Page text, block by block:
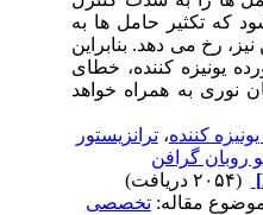
تکثیر حامل ها به
رخ می دهد. بنابراین
یونیزه کننده، خطای
نوری به همراه خواهد
کننده،ترانزیستور
روبان گرافن
مقاله:تخصصی